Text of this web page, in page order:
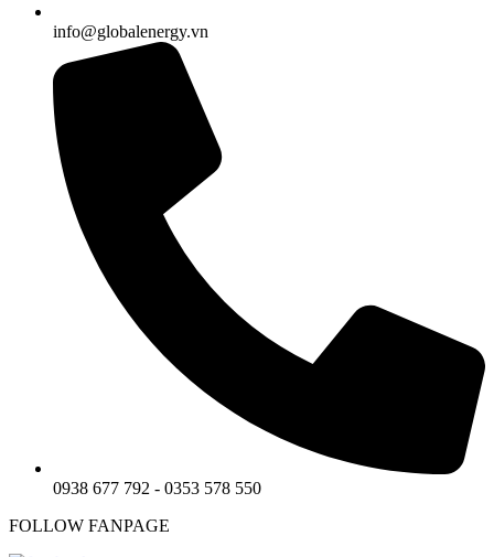
info@globalenergy.vn
0938 677 792 - 0353 578 550
FOLLOW FANPAGE